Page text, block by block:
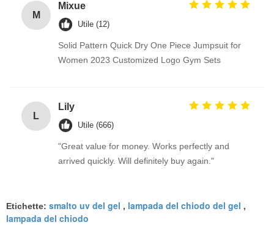
M
Mixue
Utile (12)
Solid Pattern Quick Dry One Piece Jumpsuit for
Women 2023 Customized Logo Gym Sets
L
Lily
Utile (666)
"Great value for money. Works perfectly and
arrived quickly. Will definitely buy again."
Etichette: smalto uv del gel , lampada del chiodo del gel ,
lampada del chiodo